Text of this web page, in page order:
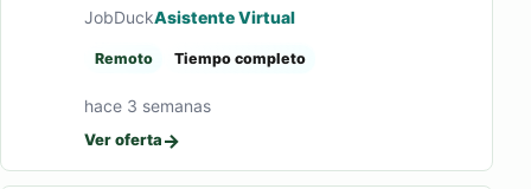
JobDuckAsistente Virtual
Remoto Tiempo completo
hace 3 semanas
Ver oferta→